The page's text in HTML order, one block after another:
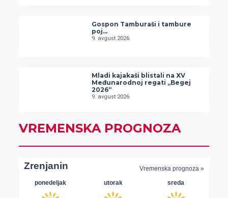
Gospon Tamburaši i tambure
poj…
9. avgust 2026.
Mladi kajakaši blistali na XV
Međunarodnoj regati „Begej
2026“
9. avgust 2026.
VREMENSKA PROGNOZA